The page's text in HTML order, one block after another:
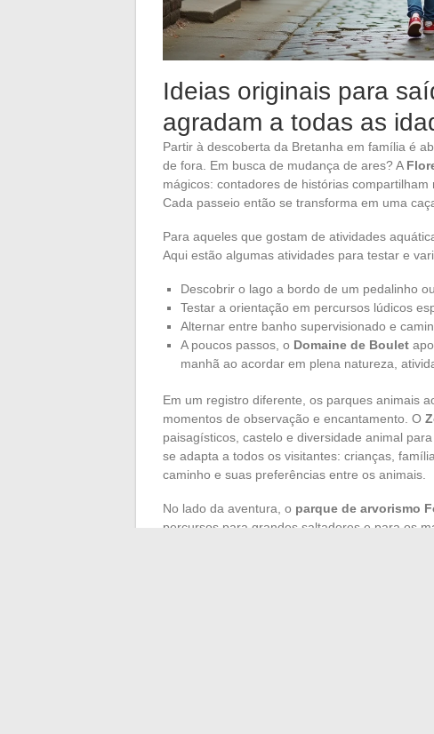
Ideias originais para
agradam a todas as
Partir à descoberta da Bretanha em família é
de fora. Em busca de mudança de ares? A
mágicos: contadores de histórias
Cada passeio então se transforma em uma
Para aqueles que gostam de atividades
Aqui estão algumas atividades para testar e
Descobrir o lago a bordo de um pedalinho
Testar a orientação em percursos lúdicos
Alternar entre banho supervisionado e
A poucos passos, o Domaine de Boulet
manhã ao acordar em plena natureza,
Em um registro diferente, os parques animais
momentos de observação e encantamento. O
paisagísticos, castelo e diversidade animal
se adapta a todos os visitantes: crianças,
caminho e suas preferências entre os animais.
No lado da aventura, o parque de arvorismo
percursos para grandes saltadores e para os